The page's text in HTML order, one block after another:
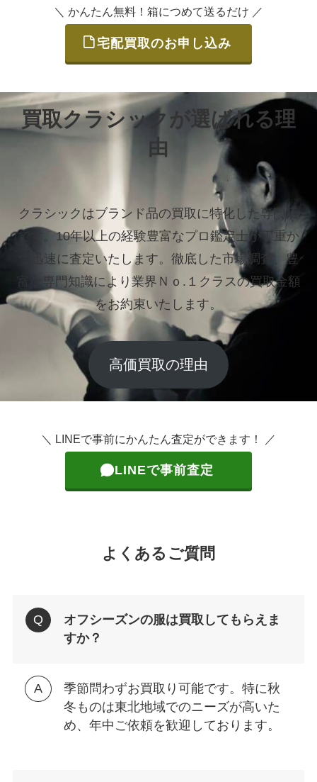
＼ かんたん無料！箱につめて送るだけ ／
宅配買取のお申し込み
買取クラシックが選ばれる理
由
クラシックはブランド品の買取に特化した専門店
です。10年以上の経験豊富なプロ鑑定士が丁重か
つ迅速に査定いたします。 徹底した市場調査、豊
富な専門知識により業界Ｎｏ.１クラスの買取金額
をお約束いたします。
高価買取の理由
＼ LINEで事前にかんたん査定ができます！ ／
LINEで事前査定
よくあるご質問
オフシーズンの服は買取してもらえま
すか？
季節問わずお買取り可能です。特に秋
冬ものは東北地域でのニーズが高いた
め、年中ご依頼を歓迎しております。